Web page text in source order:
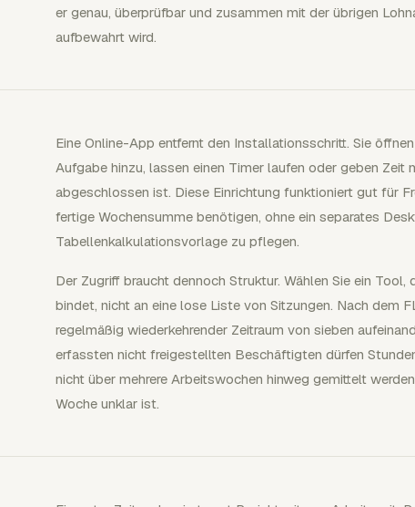
er genau, überprüfbar und zusammen mit der übrigen
aufbewahrt wird.
Eine Online-App entfernt den Installationsschritt. Sie
Aufgabe hinzu, lassen einen Timer laufen oder geben Zeit
abgeschlossen ist. Diese Einrichtung funktioniert gut für
fertige Wochensumme benötigen, ohne ein separates
Tabellenkalkulationsvorlage zu pflegen.
Der Zugriff braucht dennoch Struktur. Wählen Sie ein
bindet, nicht an eine lose Liste von Sitzungen. Nach dem
regelmäßig wiederkehrender Zeitraum von sieben
erfassten nicht freigestellten Beschäftigten dürfen
nicht über mehrere Arbeitswochen hinweg gemittelt
Woche unklar ist.